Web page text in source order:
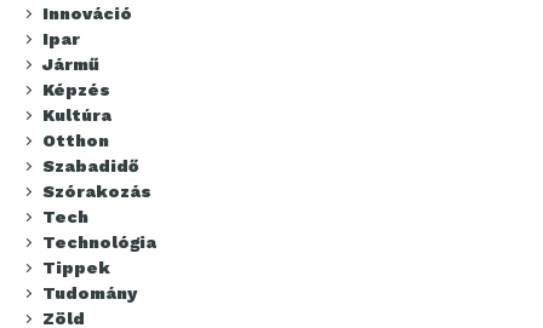
Innováció
Ipar
Jármű
Képzés
Kultúra
Otthon
Szabadidő
Szórakozás
Tech
Technológia
Tippek
Tudomány
Zöld